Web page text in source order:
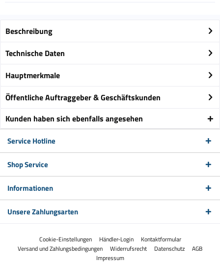
Beschreibung
Technische Daten
Hauptmerkmale
Öffentliche Auftraggeber & Geschäftskunden
Kunden haben sich ebenfalls angesehen
Service Hotline
Shop Service
Informationen
Unsere Zahlungsarten
Cookie-Einstellungen Händler-Login
Kontaktformular
Versand und Zahlungsbedingungen
Widerrufsrecht Datenschutz
AGB
Impressum